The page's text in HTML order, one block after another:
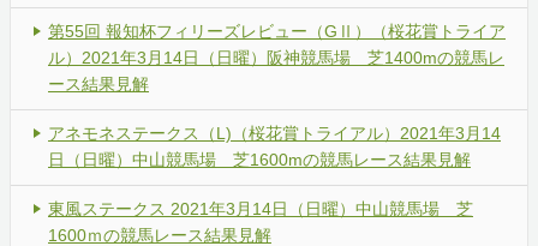
第55回 報知杯フィリーズレビュー（GⅡ）（桜花賞トライア
ル）2021年3月14日（日曜）阪神競馬場 芝1400mの競馬レ
ース結果見解
アネモネステークス（L)（桜花賞トライアル）2021年3月14
日（日曜）中山競馬場 芝1600mの競馬レース結果見解
東風ステークス 2021年3月14日（日曜）中山競馬場 芝
1600ｍの競馬レース結果見解